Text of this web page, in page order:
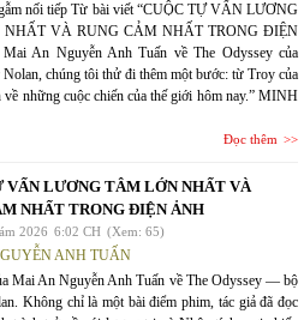
nối tiếp Từ bài viết “CUỘC TỰ VẤN LƯƠNG
NHẤT VÀ RUNG CẢM NHẤT TRONG ĐIỆN
An Nguyễn Anh Tuấn về The Odyssey của
Nolan, chúng tôi thử đi thêm một bước: từ Troy của
về những cuộc chiến của thế giới hôm nay.” MINH
Đọc thêm
VẤN LƯƠNG TÂM LỚN NHẤT VÀ
NHẤT TRONG ĐIỆN ẢNH
2026 6:02 CH (Xem: 65)
ANH TUẤN
Mai An Nguyễn Anh Tuấn về The Odyssey — bộ
Không chỉ là một bài điểm phim, tác giả đã đọc